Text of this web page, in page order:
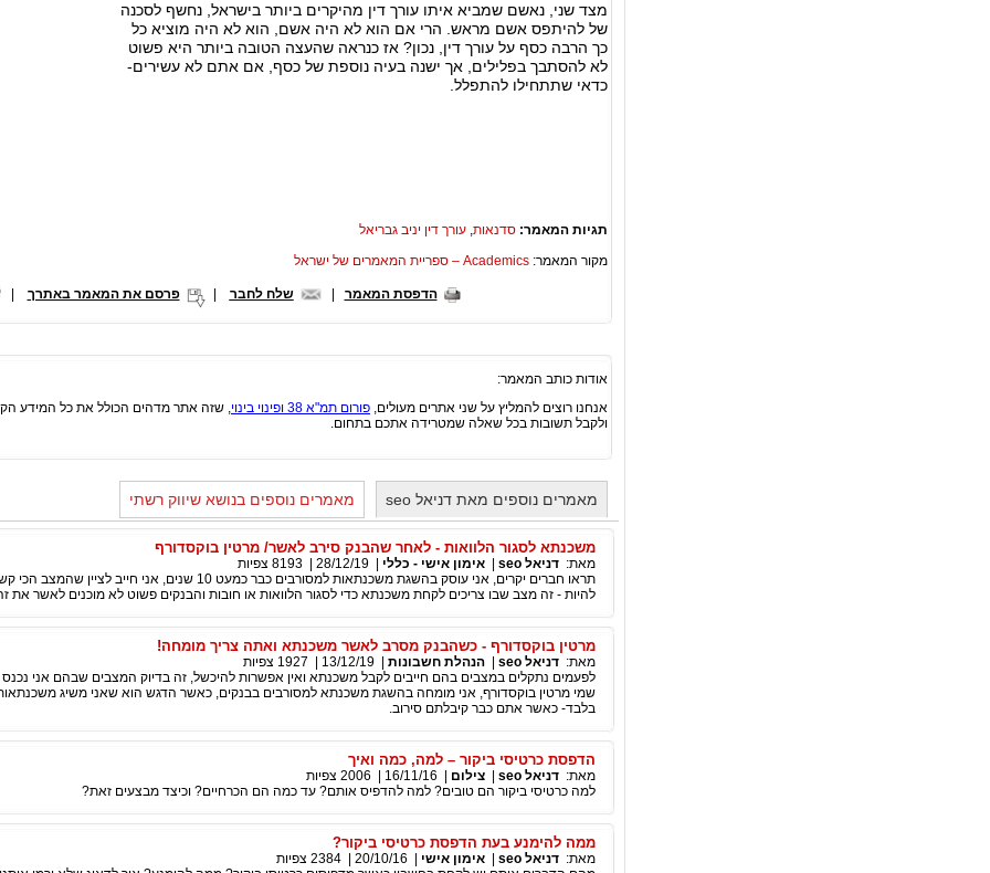
מצד שני, נאשם שמביא איתו עורך דין מהיקרים ביותר בישראל, נחשף לסכנה
של להיתפס אשם מראש. הרי אם הוא לא היה אשם, הוא לא היה מוציא כל
כך הרבה כסף על עורך דין, נכון? אז כנראה שהעצה הטובה ביותר היא פשוט
לא להסתבך בפלילים, אך ישנה בעיה נוספת של כסף, אם אתם לא עשירים-
כדאי שתתחילו להתפלל.
תגיות המאמר: סדנאות, עורך דין יניב גבריאל
מקור המאמר: Academics – ספריית המאמרים של ישראל
הדפסת המאמר שלח לחבר פרסם את המאמר באתרך |
אודות כותב המאמר:
אנחנו רוצים להמליץ על שני אתרים מעולים, פורום תמ"א 38 ופינוי בינוי
ולקבל תשובות בכל שאלה שמטרידה אתכם בתחום.
מאמרים נוספים מאת דניאל seo מאמרים נוספים בנושא שיווק רשתי
משכנתא לסגור הלוואות - לאחר שהבנק סירב לאשר/ מרטין בוקסדורף
מאת: דניאל seo אימון אישי - כללי 28/12/19
8193 צפיות
תראו חברים יקרים, אני עוסק בהשגת משכנתאות למסורבים כבר כמעט 10 שנים, אני חייב
להיות - זה מצב שבו צריכים לקחת משכנתא כדי לסגור הלוואות או חובות והבנקים פשוט לא מוכנים לאשר את
מרטין בוקסדורף - כשהבנק מסרב לאשר משכנתא ואתה צריך מומחה!
מאת: דניאל seo הנהלת חשבונות 13/12/19
1927 צפיות
לפעמים נתקלים במצבים בהם חייבים לקבל משכנתא ואין אפשרות להיכשל, זה בדיוק המצבים שבהם אני נכנס
שמי מרטין בוקסדורף, אני מומחה בהשגת משכנתא למסורבים בבנקים, כאשר הדגש הוא שאני משיג
בלבד- כאשר אתם כבר קיבלתם סירוב.
הדפסת כרטיסי ביקור – למה, כמה ואיך
מאת: דניאל seo צילום 16/11/16
2006 צפיות
למה כרטיסי ביקור הם טובים? למה להדפיס אותם? עד כמה הם הכרחיים? וכיצד מבצעים זאת?
ממה להימנע בעת הדפסת כרטיסי ביקור?
מאת: דניאל seo אימון אישי 20/10/16
2384 צפיות